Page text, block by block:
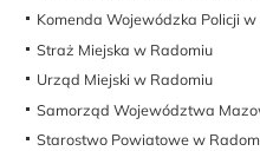
Komenda Wojewódzka Policji
Straż Miejska w Radomiu
Urząd Miejski w Radomiu
Samorząd Województwa
Starostwo Powiatowe w